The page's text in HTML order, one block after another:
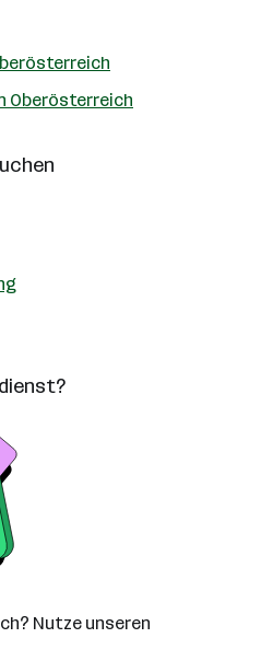
Oberösterreich
Nutze unseren